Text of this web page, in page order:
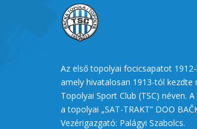
Az első topolyai focicsapatot
amely hivatalosan 1913-tól
Topolyai Sport Club (TSC) néven.
a topolyai „SAT-TRAKT” DOO
Vezérigazgató: Palágyi Szabolcs.